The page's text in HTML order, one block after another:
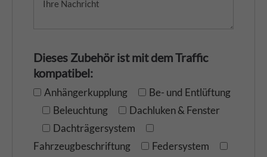
Dieses Zubehör ist mit dem Traffic
kompatibel:
Anhängerkupplung
Be- und Entlüftung
Beleuchtung
Dachluken & Fenster
Dachträgersystem
Fahrzeugbeschriftung
Federsystem